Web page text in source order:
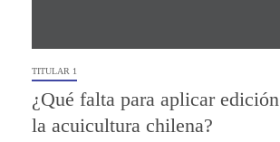
TITULAR 1
¿Qué falta para aplicar
la acuicultura chilena?